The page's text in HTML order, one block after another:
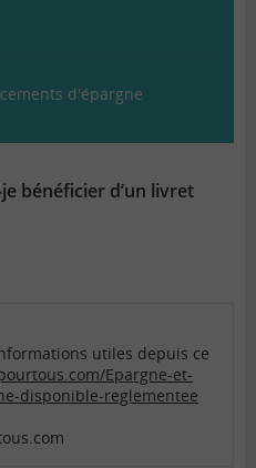
d'épargne
bénéficier d’un livret
utiles depuis ce
Epargne-et-
disponible-reglementee